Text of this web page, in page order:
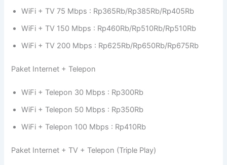
WiFi + TV 75 Mbps : Rp365Rb/Rp385Rb/Rp405Rb
WiFi + TV 150 Mbps : Rp460Rb/Rp510Rb/Rp510Rb
WiFi + TV 200 Mbps : Rp625Rb/Rp650Rb/Rp675Rb
Paket Internet + Telepon
WiFi + Telepon 30 Mbps : Rp300Rb
WiFi + Telepon 50 Mbps : Rp350Rb
WiFi + Telepon 100 Mbps : Rp410Rb
Paket Internet + TV + Telepon (Triple Play)